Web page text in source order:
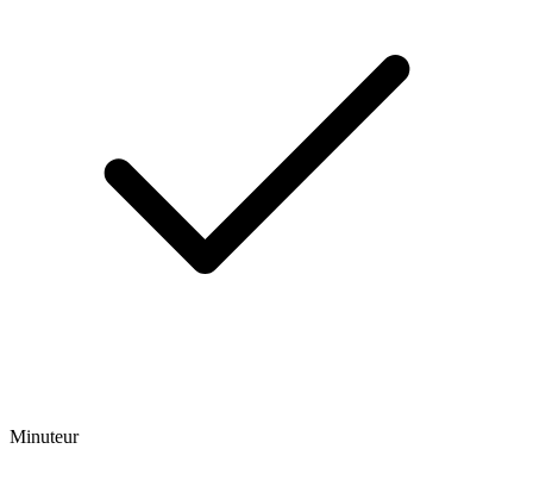
Minuteur